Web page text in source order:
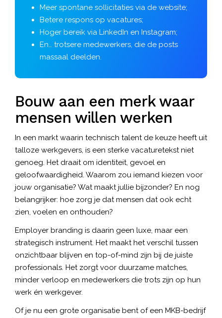
Meer spontane sollicitaties via de website;
Betere respons op vacatures;
Hoger bereik via LinkedIn en Instagram;
En… trotsere medewerkers, die de posts
massaal deelden.
Bouw aan een merk waar
mensen willen werken
In een markt waarin technisch talent de keuze heeft uit
talloze werkgevers, is een sterke vacaturetekst niet
genoeg. Het draait om identiteit, gevoel en
geloofwaardigheid. Waarom zou iemand kiezen voor
jouw organisatie? Wat maakt jullie bijzonder? En nog
belangrijker: hoe zorg je dat mensen dat ook echt
zien, voelen en onthouden?
Employer branding is daarin geen luxe, maar een
strategisch instrument. Het maakt het verschil tussen
onzichtbaar blijven en top-of-mind zijn bij de juiste
professionals. Het zorgt voor duurzame matches,
minder verloop en medewerkers die trots zijn op hun
werk én werkgever.
Of je nu een grote organisatie bent of een MKB-bedrijf